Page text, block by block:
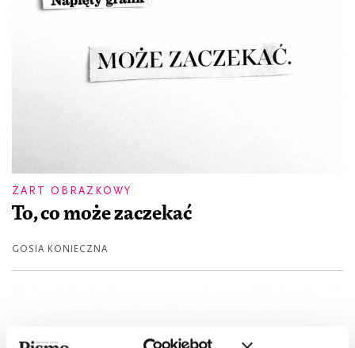
ŻART OBRAZKOWY
To, co może zaczekać
GOSIA KONIECZNA